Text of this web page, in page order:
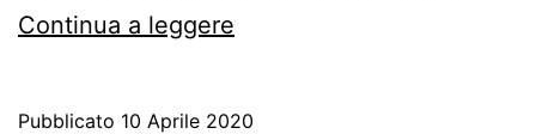
Continua a leggere
Pubblicato 10 Aprile 2020